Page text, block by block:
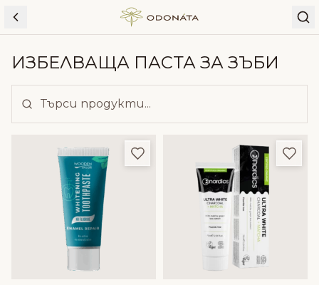
Skip to content
ИЗБЕЛВАЩА ПАСТА ЗА ЗЪБИ
Добави в любими